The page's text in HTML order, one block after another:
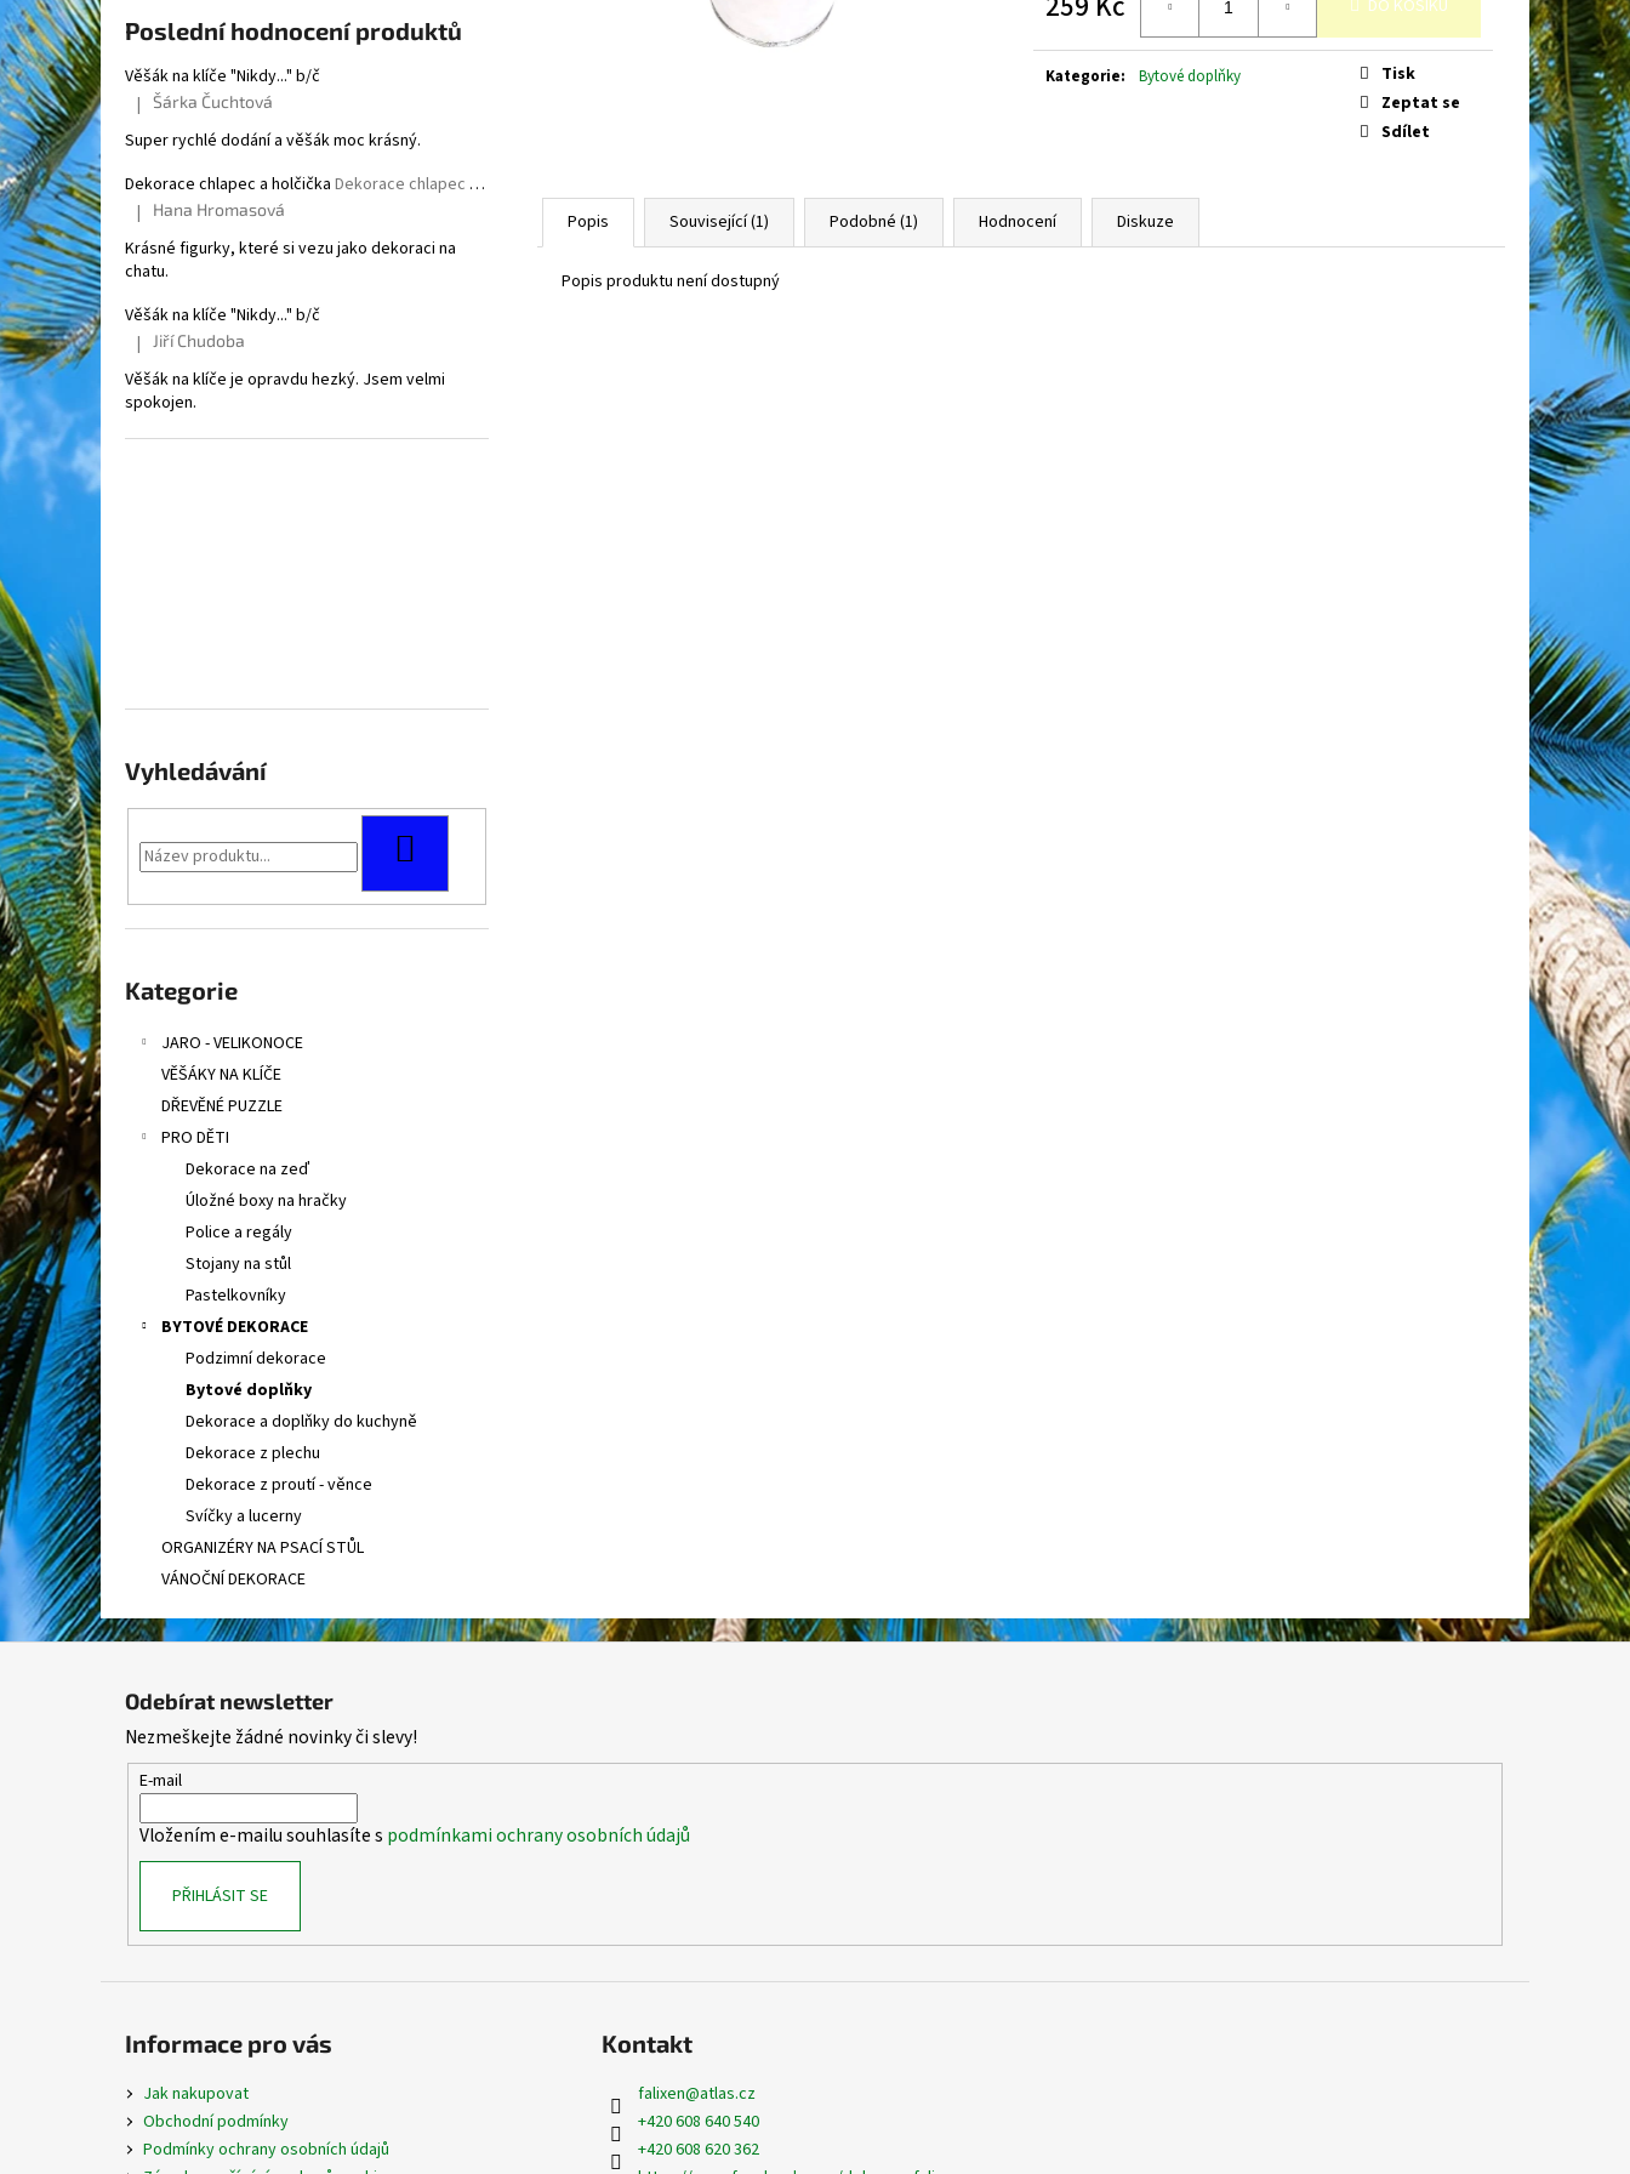
l
Poslední hodnocení produktů
Věšák na klíče "Nikdy..." b/č
Hodnocení produktu je 5 z 5 hvězdiček.
| Šárka Čuchtová
Super rychlé dodání a věšák moc krásný.
Dekorace chlapec a holčička Dekorace chlapec a holčička
Hodnocení produktu je 5 z 5 hvězdiček.
| Hana Hromasová
Krásné figurky, které si vezu jako dekoraci na
chatu.
Věšák na klíče "Nikdy..." b/č
Hodnocení produktu je 5 z 5 hvězdiček.
| Jiří Chudoba
Věšák na klíče je opravdu hezký. Jsem velmi
spokojen.
Vyhledávání
kategorie
Kategorie
JARO - VELIKONOCE
VĚŠÁKY NA KLÍČE
DŘEVĚNÉ PUZZLE
PRO DĚTI
Dekorace na zeď
Úložné boxy na hračky
Police a regály
Stojany na stůl
Pastelkovníky
BYTOVÉ DEKORACE
Podzimní dekorace
Bytové doplňky
Dekorace a doplňky do kuchyně
Dekorace z plechu
Dekorace z proutí - věnce
Svíčky a lucerny
ORGANIZÉRY NA PSACÍ STŮL
VÁNOČNÍ DEKORACE
cena:
DO KOŠÍKU
Kategorie: Bytové doplňky
Tisk
Zeptat se
Sdílet
Popis Související (1) Podobné (1) Hodnocení Diskuze
Popis produktu není dostupný
Odebírat newsletter
Nezmeškejte žádné novinky či slevy!
E-mail
Vložením e-mailu souhlasíte s podmínkami ochrany osobních údajů
PŘIHLÁSIT SE
Informace pro vás
Jak nakupovat
Obchodní podmínky
Podmínky ochrany osobních údajů
Kontakt
falixen@atlas.cz
+420 608 640 540
+420 608 620 362